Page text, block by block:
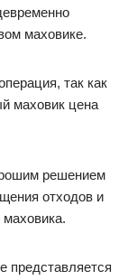
маховике.
так как
маховик цена
решением
отходов и
представляется